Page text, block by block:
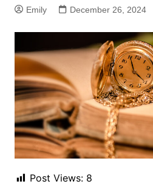
Emily December 26, 2024
Post Views: 8